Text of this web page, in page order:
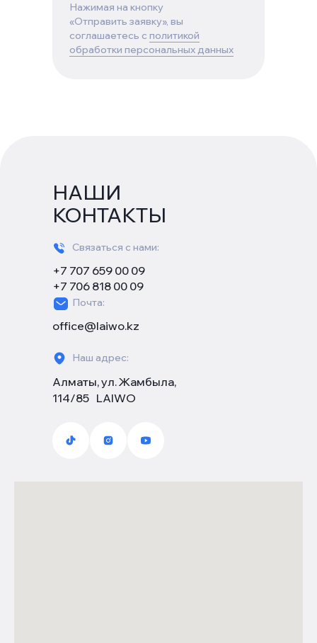
Нажимая на кнопку ‭
«Отправить заявку», вы
соглашаетесь с политикой
обработки персональных данных
НАШИ
КОНТАКТЫ
Почта:
Связаться с нами:
Наш адрес:
office@laiwo.kz
+7 707 659 00 09
+7 706 818 00 09
Алматы, ул. Жамбыла,
114/85 LAIWO